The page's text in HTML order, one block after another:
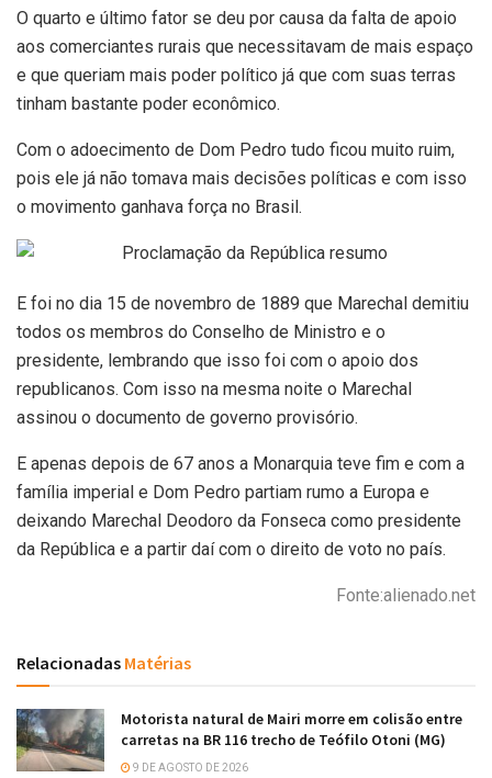
O quarto e último fator se deu por causa da falta de apoio
aos comerciantes rurais que necessitavam de mais espaço
e que queriam mais poder político já que com suas terras
tinham bastante poder econômico.
Com o adoecimento de Dom Pedro tudo ficou muito ruim,
pois ele já não tomava mais decisões políticas e com isso
o movimento ganhava força no Brasil.
E foi no dia 15 de novembro de 1889 que Marechal demitiu
todos os membros do Conselho de Ministro e o
presidente, lembrando que isso foi com o apoio dos
republicanos. Com isso na mesma noite o Marechal
assinou o documento de governo provisório.
E apenas depois de 67 anos a Monarquia teve fim e com a
família imperial e Dom Pedro partiam rumo a Europa e
deixando Marechal Deodoro da Fonseca como presidente
da República e a partir daí com o direito de voto no país.
Fonte:alienado.net
Relacionadas Matérias
Motorista natural de Mairi morre em colisão entre
carretas na BR 116 trecho de Teófilo Otoni (MG)
9 DE AGOSTO DE 2026